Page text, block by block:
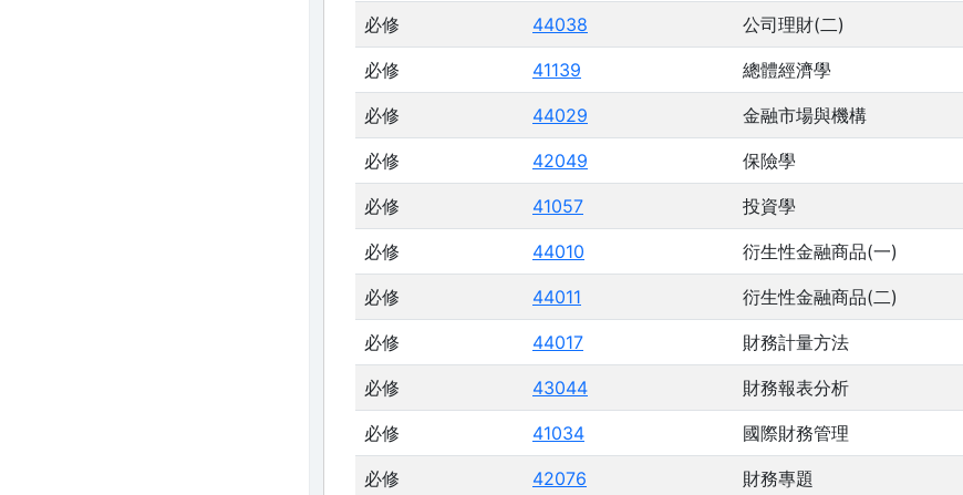
必修 44038 公司理財(二)
必修 41139 總體經濟學
必修 44029 金融市場與機構
必修 42049 保險學
必修 41057 投資學
必修 44010 衍生性金融商品(一)
必修 44011 衍生性金融商品(二)
必修 44017 財務計量方法
必修 43044 財務報表分析
必修 41034 國際財務管理
必修 42076 財務專題